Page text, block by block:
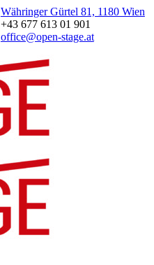
Währinger Gürtel 81, 1180 Wien
+43 677 613 01 901
office@open-stage.at